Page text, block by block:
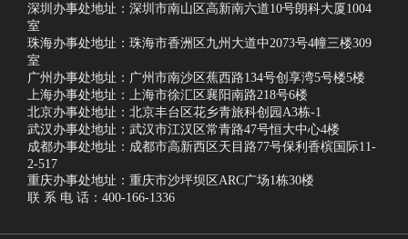
深圳办事处地址：深圳市南山区高新南六道10号朗科大厦1004
室
珠海办事处地址：珠海市香洲区九州大道中2073号4幢三楼309
室
广州办事处地址：广州市南沙区蕉西路134号创享湾5号楼5楼
上海办事处地址：上海市徐汇区襄阳南路218号6楼
北京办事处地址：北京丰台区花乡青旅科创园A3栋-1
武汉办事处地址：武汉市江汉区常青路47号恒大中心4楼
成都办事处地址：成都市高新西区天目路77号保利香槟国际11-
2-517
重庆办事处地址：重庆市沙坪坝区ARC广场1栋30楼
联 系 电 话：400-166-1336